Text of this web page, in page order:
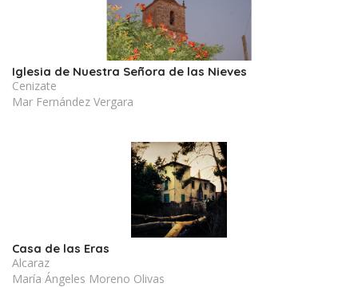
Iglesia de Nuestra Señora de las Nieves
Cenizate
Mar Fernández Vergara
Casa de las Eras
Alcaraz
María Ángeles Moreno Olivas